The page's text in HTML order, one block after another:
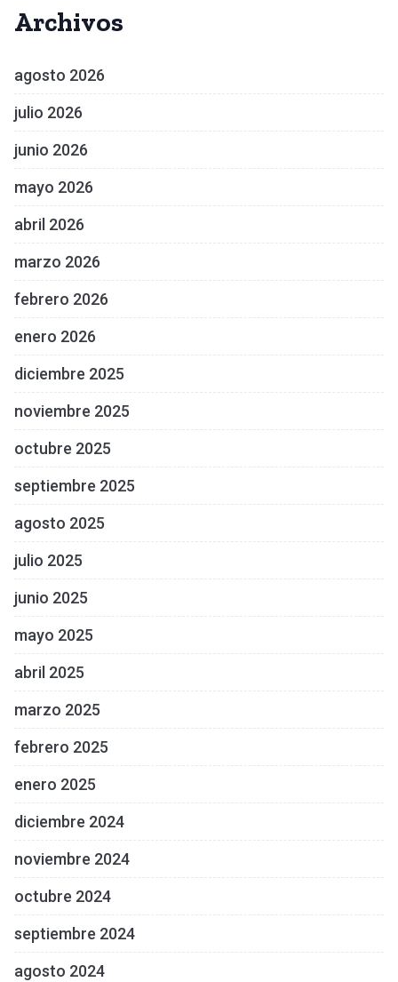
Archivos
agosto 2026
julio 2026
junio 2026
mayo 2026
abril 2026
marzo 2026
febrero 2026
enero 2026
diciembre 2025
noviembre 2025
octubre 2025
septiembre 2025
agosto 2025
julio 2025
junio 2025
mayo 2025
abril 2025
marzo 2025
febrero 2025
enero 2025
diciembre 2024
noviembre 2024
octubre 2024
septiembre 2024
agosto 2024